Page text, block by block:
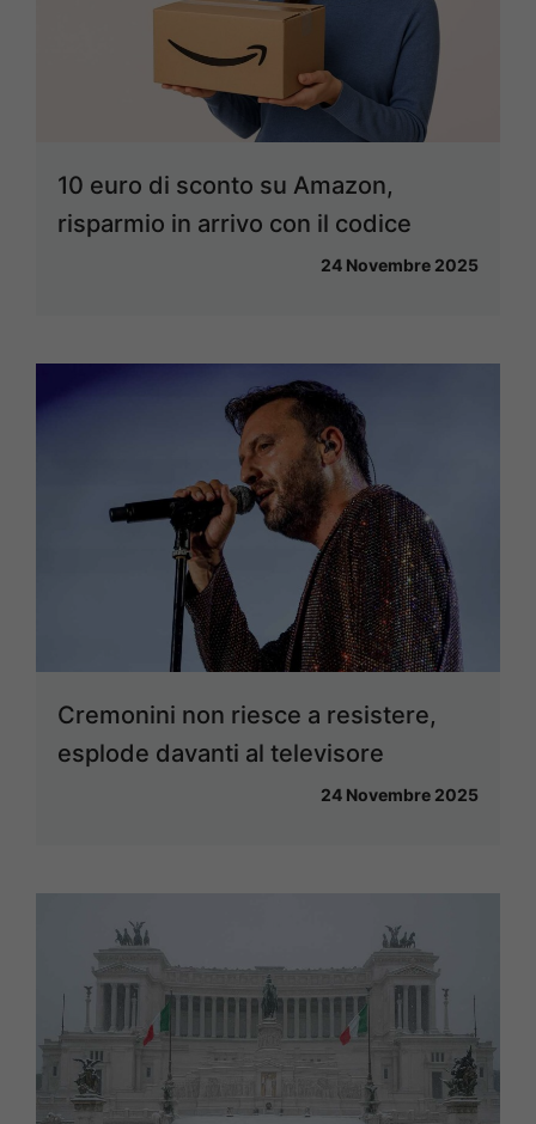
10 euro di sconto su Amazon,
risparmio in arrivo con il codice
24 Novembre 2025
Cremonini non riesce a resistere,
esplode davanti al televisore
24 Novembre 2025